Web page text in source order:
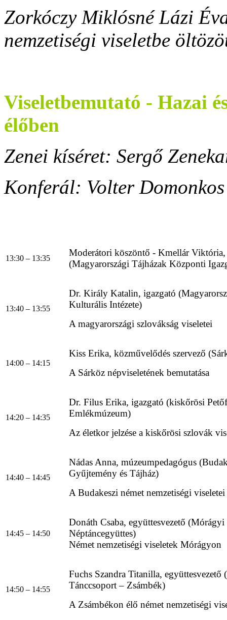
Zorkóczy Miklósné Lázi
nemzetiségi viseletbe
Viseletbemutató - Hazai
élőben
Zenei kíséret: Sergő
Konferál: Volter Domonkos
13:30 – 13:35
Moderátori köszöntő - Kmellár Viktória,
(Magyarországi Tájházak Központi
13:40 – 13:55
Dr. Király Katalin, igazgató
Kulturális Intézete)
A magyarországi szlovákság viseletei
14:00 – 14:15
Kiss Erika, közművelődés szervező
A Sárköz népviseletének bemutatása
14:20 – 14:35
Dr. Filus Erika, igazgató (kiskőrösi
Emlékmúzeum)
Az életkor jelzése a kiskőrösi szlovák
14:40 – 14:45
Nádas Anna, múzeumpedagógus
Gyűjtemény és Tájház)
A Budakeszi német nemzetiségi viseletei
14:45 – 14:50
Donáth Csaba, együttesvezető
Néptáncegyüttes)
Német nemzetiségi viseletek Mórágyon
14:50 – 14:55
Fuchs Szandra Titanilla,
Tánccsoport – Zsámbék)
A Zsámbékon élő német nemzetiségi